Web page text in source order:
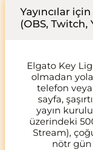
Yayıncılar
(OBS, Twitch,
Elgato Key
olmadan yola
telefon
sayfa,
yayın
üzerindeki
Stream),
nötr gün